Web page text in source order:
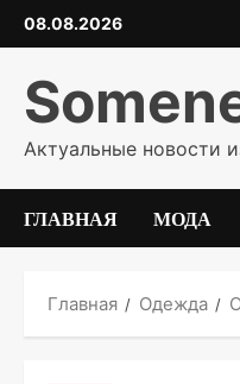
Перейти
к
содержимому
08.08.2026
Актуальные новости
ГЛАВНАЯ МОДА
Главная Одежда